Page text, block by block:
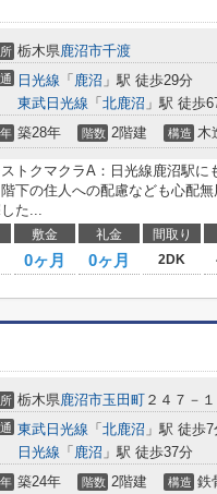
栃木県鹿沼市千渡
日光線 「 鹿沼 」駅 徒歩29分
東武日光線 「 北鹿沼 」駅 徒歩
築28年 階数 2階建 構造 木
トクマクラA：日光線鹿沼駅
下の住人への配慮なども心配
た...
敷金 礼金 間取り
0ヶ月 0ヶ月 2DK
栃木県鹿沼市玉田町 ２４７－１
東武日光線 「 北鹿沼 」駅 徒歩7
日光線 「 鹿沼 」駅 徒歩37分
築24年 階数 2階建 構造 鉄